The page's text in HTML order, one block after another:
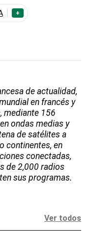
+
de actualidad,
en francés y
mediante 156
ondas medias y
de satélites a
continentes, en
conectadas,
de 2,000 radios
sus programas.
Ver todos